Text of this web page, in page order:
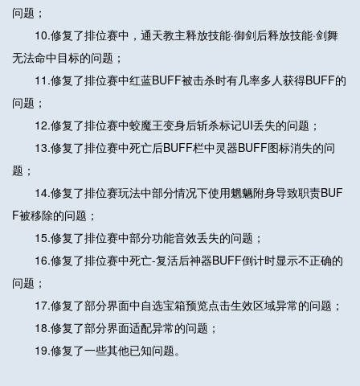
问题；
10.修复了排位赛中，通天教主释放技能·御剑后释放技能·剑舞
无法命中目标的问题；
11.修复了排位赛中红蓝BUFF被击杀时有几率多人获得BUFF的
问题；
12.修复了排位赛中蛟魔王变身后斩杀标记UI丢失的问题；
13.修复了排位赛中死亡后BUFF栏中灵器BUFF图标消失的问
题；
14.修复了排位赛玩法中部分情况下使用魍魉附身导致职责BUF
F被移除的问题；
15.修复了排位赛中部分功能音效丢失的问题；
16.修复了排位赛中死亡-复活后神器BUFF倒计时显示不正确的
问题；
17.修复了部分界面中自选宝箱预览点击生效区域异常的问题；
18.修复了部分界面适配异常的问题；
19.修复了一些其他已知问题。